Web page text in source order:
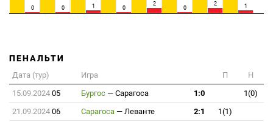
0 0
1
0
2
0
2 1
ПЕНАЛЬТИ
Дата (тур) Игра П
Н
15.09.2024 05 Бургос — Сарагоса 1:0
1(0)
21.09.2024 06 Сарагоса — Леванте 2:1
1(1)